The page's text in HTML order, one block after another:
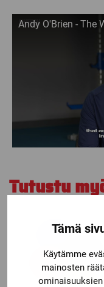
Tämä
Käytämme
mainosten
Andy O'Brien - The
Tutustu